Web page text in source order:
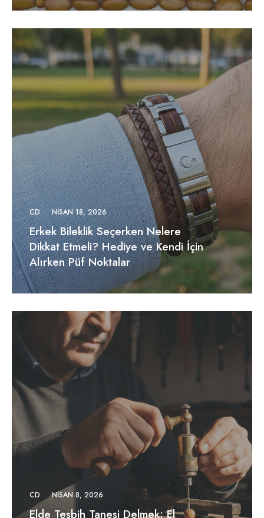
CD NISAN 18, 2026
Erkek Bileklik Seçerken Nelere
Dikkat Etmeli? Hediye ve Kendi İçin
Alırken Püf Noktalar
CD NISAN 8, 2026
Elde Tesbih Tanesi Delmek: El